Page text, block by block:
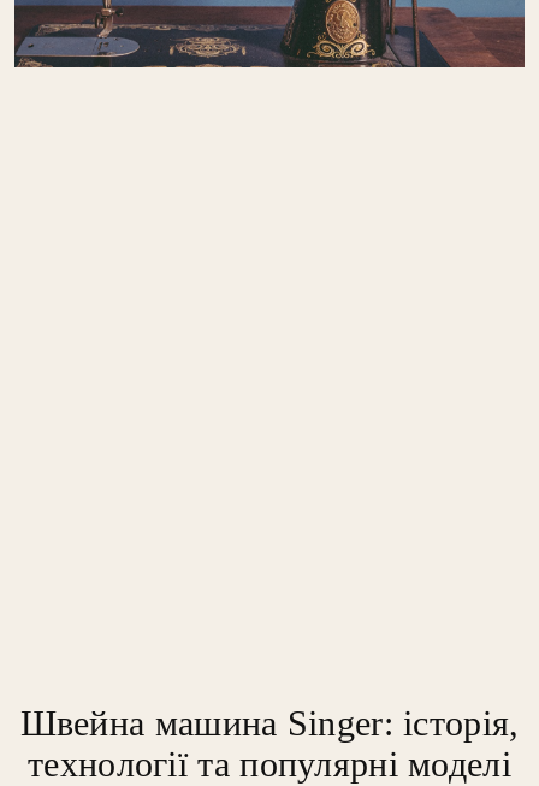
Швейна машина Singer: історія,
технології та популярні моделі